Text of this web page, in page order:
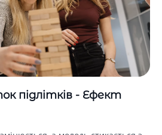
підлітків - Ефект